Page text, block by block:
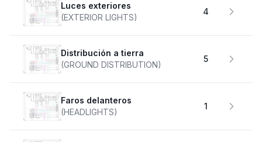
Luces exteriores
(EXTERIOR LIGHTS)
4
Distribución a tierra
(GROUND DISTRIBUTION)
5
faros delanteros
(HEADLIGHTS)
1